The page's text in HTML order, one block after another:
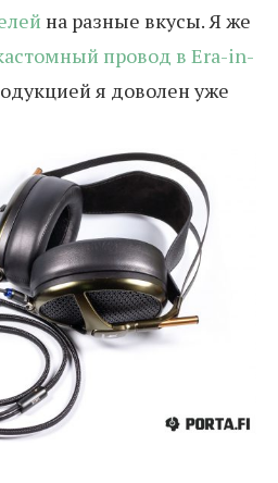
на разные вкусы. Я же
провод в Era-in-
я доволен уже